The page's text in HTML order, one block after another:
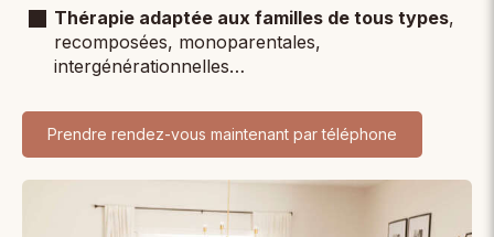
Thérapie adaptée aux familles de tous types,
recomposées, monoparentales,
intergénérationnelles…
Prendre rendez-vous maintenant par téléphone